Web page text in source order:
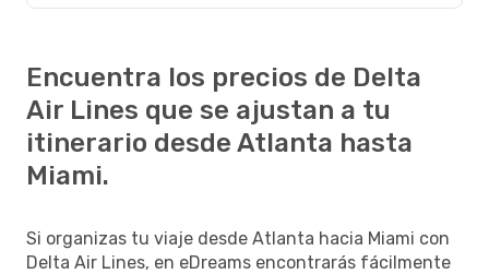
Encuentra los precios de Delta
Air Lines que se ajustan a tu
itinerario desde Atlanta hasta
Miami.
Si organizas tu viaje desde Atlanta hacia Miami con
Delta Air Lines, en eDreams encontrarás fácilmente